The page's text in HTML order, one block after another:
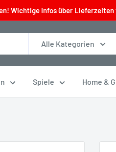
Wichtige Infos über
Alle Kategorien
Spiele Home &